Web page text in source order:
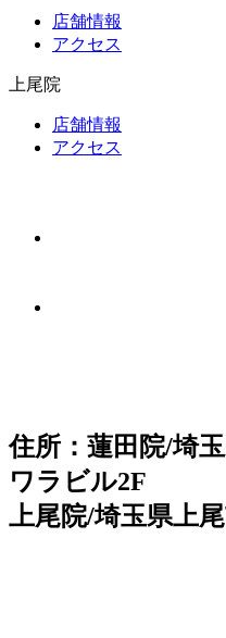
店舗情報
アクセス
上尾院
店舗情報
アクセス
住所：蓮田院/埼
ワラビル2F
上尾院/埼玉県上